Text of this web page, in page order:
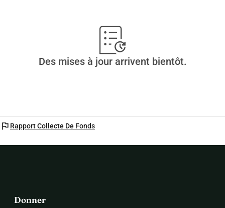
Des mises à jour arrivent bientôt.
flag Rapport Collecte De Fonds
Donner